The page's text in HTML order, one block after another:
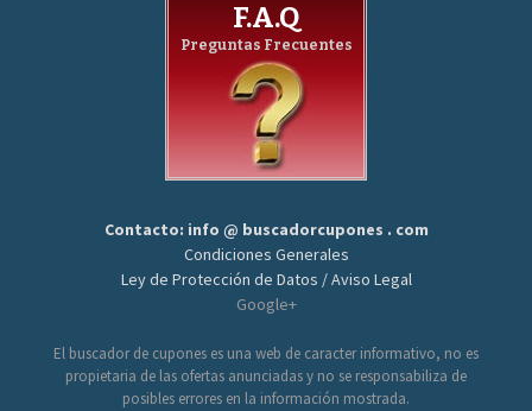
F.A.Q
Preguntas Frecuentes
Contacto: info @ buscadorcupones . com
Condiciones Generales
Ley de Protección de Datos / Aviso Legal
Google+
El buscador de cupones es una web de caracter informativo, no es
propietaria de las ofertas anunciadas y no se responsabiliza de
posibles errores en la información mostrada.